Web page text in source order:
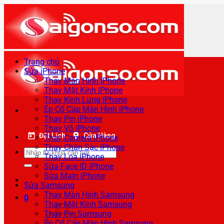
qua
nội
dung
Đặt Lịch Cửa Hàng
Tìm
kiếm:
0
Trang chủ
Sửa iPhone
Thay Màn Hình iPhone
Thay Mặt Kính iPhone
Thay Kính Lưng iPhone
Ép Cổ Cáp Màn Hình iPhone
Thay Pin iPhone
Thay Vỏ iPhone
Thay Camera iPhone
Thay Chân Sạc iPhone
Thay Loa iPhone
Sửa Face ID iPhone
Sửa Main iPhone
Sửa Samsung
Thay Màn Hình Samsung
Thay Mặt Kính Samsung
Thay Pin Samsung